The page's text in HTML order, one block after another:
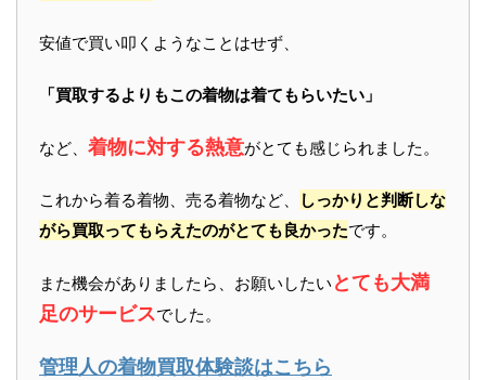
安値で買い叩くようなことはせず、
「買取するよりもこの着物は着てもらいたい」
など、 着物に対する熱意がとても感じられました。
これから着る着物、売る着物など、
しっかりと判断しな
がら買取ってもらえたのがとても良かったです。
また機会がありましたら、お願いしたい とても大満
足のサービスでした。
管理人の着物買取体験談はこちら